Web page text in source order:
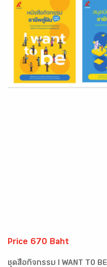
Price 670 Baht
ชุดสื่อกิจกรรม I WANT TO BE